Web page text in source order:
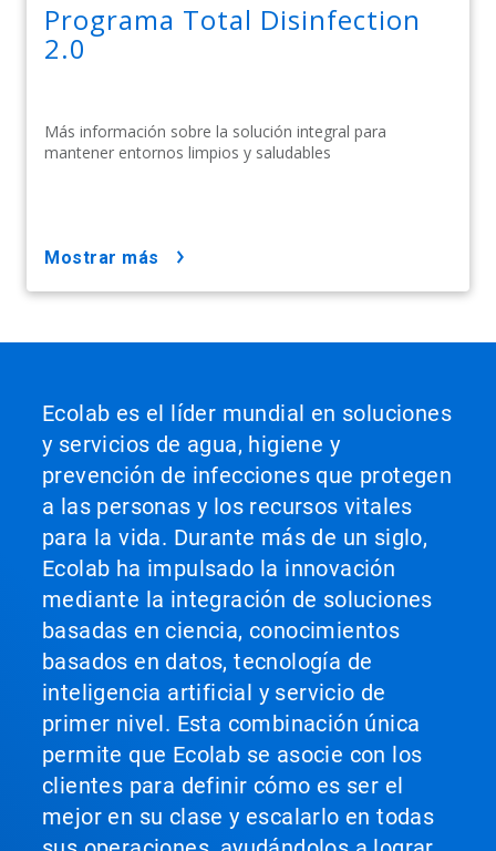
Programa Total Disinfection
2.0
Más información sobre la solución integral para
mantener entornos limpios y saludables
mostrar más
Ecolab es el líder mundial en soluciones
y servicios de agua, higiene y
prevención de infecciones que protegen
a las personas y los recursos vitales
para la vida. Durante más de un siglo,
Ecolab ha impulsado la innovación
mediante la integración de soluciones
basadas en ciencia, conocimientos
basados en datos, tecnología de
inteligencia artificial y servicio de
primer nivel. Esta combinación única
permite que Ecolab se asocie con los
clientes para definir cómo es ser el
mejor en su clase y escalarlo en todas